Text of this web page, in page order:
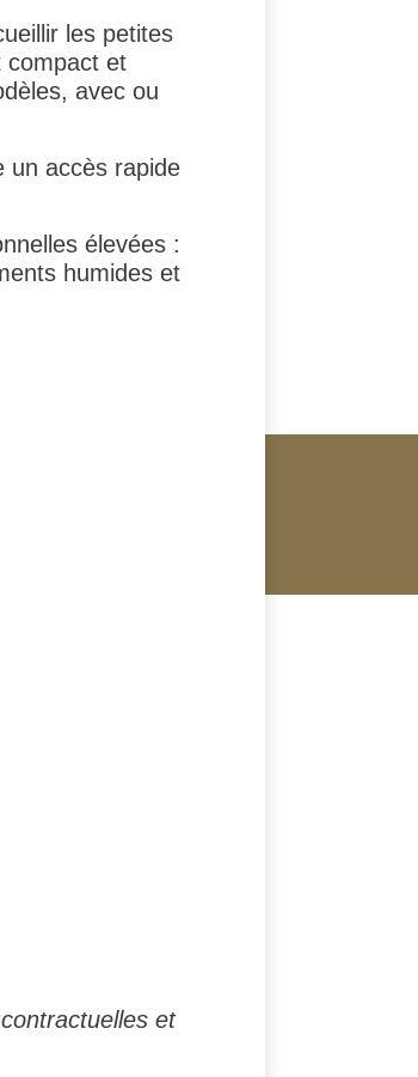
les petites
compact et
avec ou
un accès rapide
élevées :
humides et
et